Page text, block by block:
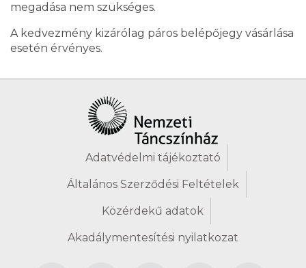
megadása nem szükséges.
A kedvezmény kizárólag páros belépőjegy vásárlása
esetén érvényes.
Adatvédelmi tájékoztató
Általános Szerződési Feltételek
Közérdekű adatok
Akadálymentesítési nyilatkozat